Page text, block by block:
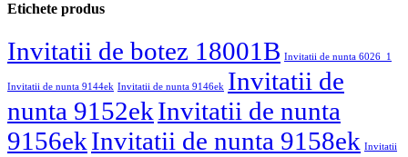
Etichete produs
Invitatii de botez 18001B Invitatii de nunta 6026_1
Invitatii de nunta 9144ek Invitatii de nunta 9146ek Invitatii de
nunta 9152ekInvitatii de nunta
9156ekInvitatii de nunta 9158ek Invitatii